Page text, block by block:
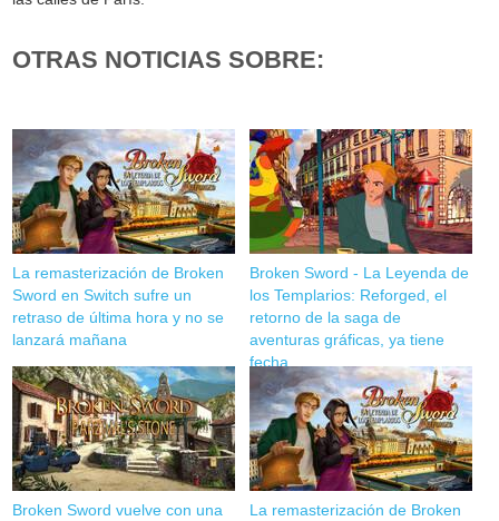
OTRAS NOTICIAS SOBRE:
La remasterización de Broken
Sword en Switch sufre un
retraso de última hora y no se
lanzará mañana
Broken Sword - La Leyenda de
los Templarios: Reforged, el
retorno de la saga de
aventuras gráficas, ya tiene
fecha
Broken Sword vuelve con una
La remasterización de Broken